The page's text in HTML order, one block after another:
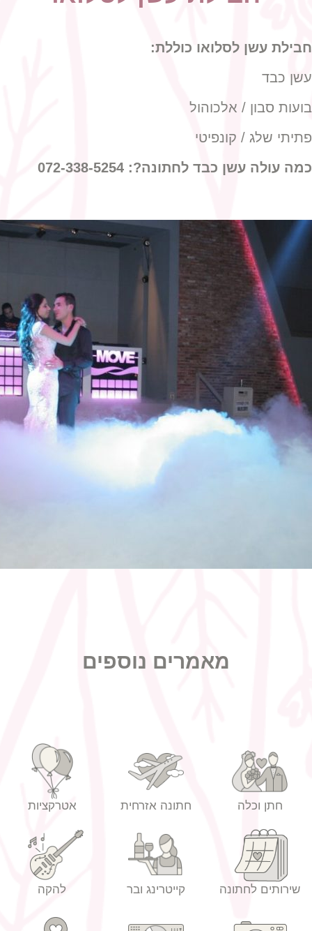
חבילת עשן לסלואו כוללת:
עשן כבד
בועות סבון / אלכוהול
פתיתי שלג / קונפיטי
כמה עולה עשן כבד לחתונה?: 072-338-5254
מאמרים נוספים
חתן וכלה חתונה אזרחית אטרקציות
שירותים לחתונה קייטרינג ובר להקה